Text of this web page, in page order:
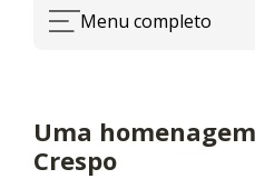
Menu completo
Uma
Crespo